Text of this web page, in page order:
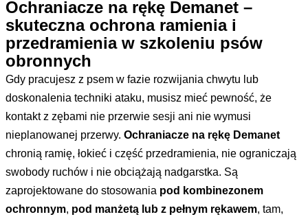
Ochraniacze na rękę Demanet –
skuteczna ochrona ramienia i
przedramienia w szkoleniu psów
obronnych
Gdy pracujesz z psem w fazie rozwijania chwytu lub
doskonalenia techniki ataku, musisz mieć pewność, że
kontakt z zębami nie przerwie sesji ani nie wymusi
nieplanowanej przerwy. Ochraniacze na rękę Demanet
chronią ramię, łokieć i część przedramienia, nie ograniczają
swobody ruchów i nie obciążają nadgarstka. Są
zaprojektowane do stosowania pod kombinezonem
ochronnym, pod manżetą lub z pełnym rękawem, tam,